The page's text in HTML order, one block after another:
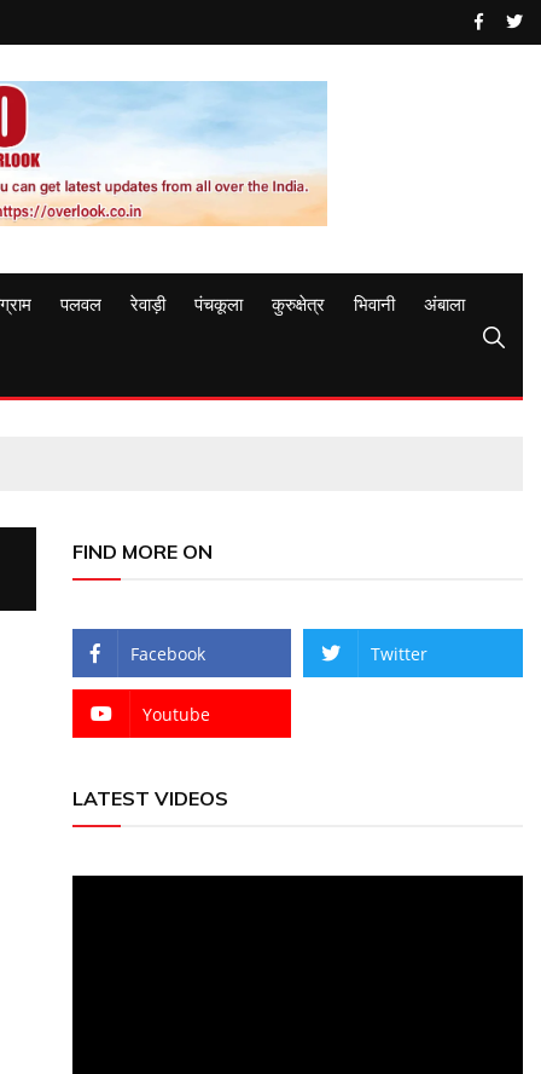
पलवल रेवाड़ी पंचकूला कुरुक्षेत्र भिवानी अंबाला
FIND MORE ON
Facebook Twitter
Youtube
LATEST VIDEOS